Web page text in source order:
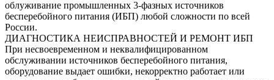
облуживание промышленных 3-фазных источников
бесперебойного питания (ИБП) любой сложности по всей
России.
ДИАГНОСТИКА НЕИСПРАВНОСТЕЙ И РЕМОНТ ИБП
При несвоевременном и неквалифицированном
обслуживании источников бесперебойного питания,
оборудование выдает ошибки, некорректно работает или